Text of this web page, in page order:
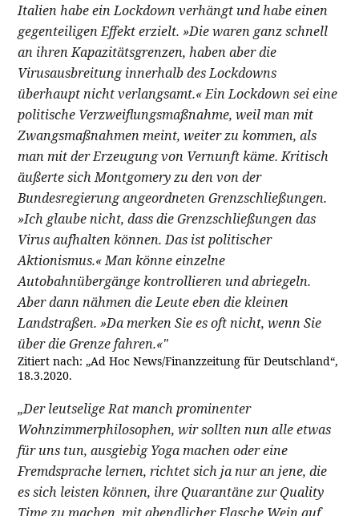
Italien habe ein Lockdown verhängt und habe einen
gegenteiligen Effekt erzielt. »Die waren ganz schnell
an ihren Kapazitätsgrenzen, haben aber die
Virusausbreitung innerhalb des Lockdowns
überhaupt nicht verlangsamt.« Ein Lockdown sei eine
politische Verzweiflungsmaßnahme, weil man mit
Zwangsmaßnahmen meint, weiter zu kommen, als
man mit der Erzeugung von Vernunft käme. Kritisch
äußerte sich Montgomery zu den von der
Bundesregierung angeordneten Grenzschließungen.
»Ich glaube nicht, dass die Grenzschließungen das
Virus aufhalten können. Das ist politischer
Aktionismus.« Man könne einzelne
Autobahnübergänge kontrollieren und abriegeln.
Aber dann nähmen die Leute eben die kleinen
Landstraßen. »Da merken Sie es oft nicht, wenn Sie
über die Grenze fahren.«"
Zitiert nach: „Ad Hoc News/Finanzzeitung für Deutschland“,
18.3.2020.
„Der leutselige Rat manch prominenter
Wohnzimmerphilosophen, wir sollten nun alle etwas
für uns tun, ausgiebig Yoga machen oder eine
Fremdsprache lernen, richtet sich ja nur an jene, die
es sich leisten können, ihre Quarantäne zur Quality